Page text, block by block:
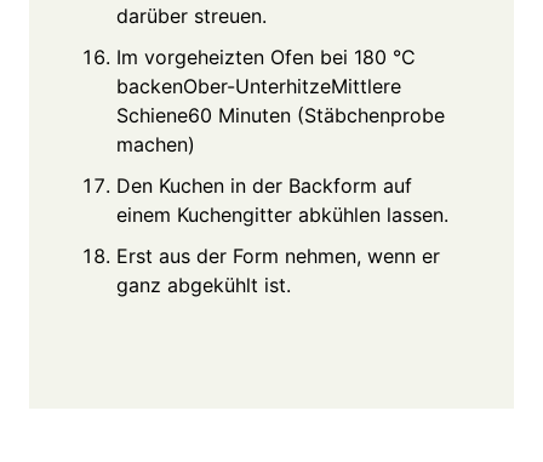
darüber streuen.
Im vorgeheizten Ofen bei 180 °C
backenOber-UnterhitzeMittlere
Schiene60 Minuten (Stäbchenprobe
machen)
Den Kuchen in der Backform auf
einem Kuchengitter abkühlen lassen.
Erst aus der Form nehmen, wenn er
ganz abgekühlt ist.